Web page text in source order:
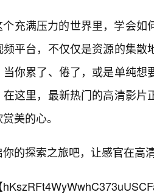
个充满压力的世界里，学会如
频平台，不仅仅是资源的集
你累了、倦了，或是单纯
在这里，最新热门的高清影
美的心。
你的探索之旅吧，让感官在高